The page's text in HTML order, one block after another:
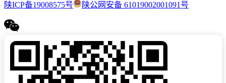
陕ICP备19008575号 陕公网安备 61019002001091号